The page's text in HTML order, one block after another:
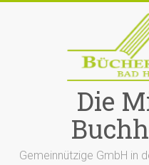
Die
Gemeinnützige GmbH in